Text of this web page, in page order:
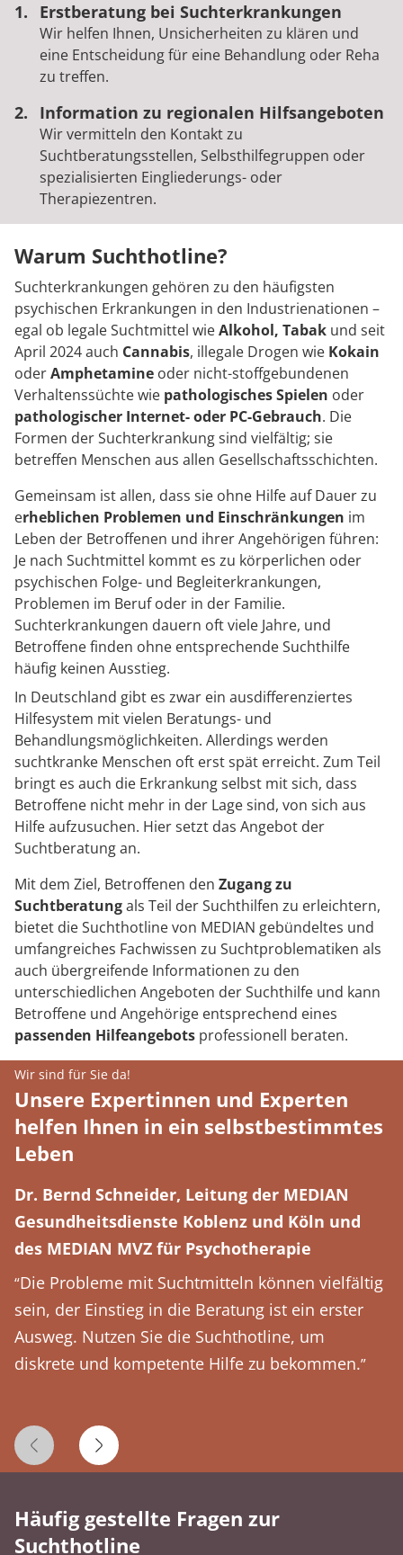
Erstberatung bei Suchterkrankungen
Wir helfen Ihnen, Unsicherheiten zu klären und
eine Entscheidung für eine Behandlung oder Reha
zu treffen.
Information zu regionalen Hilfsangeboten
Wir vermitteln den Kontakt zu
Suchtberatungsstellen, Selbsthilfegruppen oder
spezialisierten Eingliederungs- oder
Therapiezentren.
Warum Suchthotline?
Suchterkrankungen gehören zu den häufigsten
psychischen Erkrankungen in den Industrienationen –
egal ob legale Suchtmittel wieAlkohol, Tabak und seit
April 2024 auch Cannabis, illegale Drogen wie Kokain
oderAmphetamine oder nicht-stoffgebundenen
Verhaltenssüchte wie pathologisches Spielen oder
pathologischer Internet- oder PC-Gebrauch. Die
Formen der Suchterkrankung sind vielfältig; sie
betreffen Menschen aus allen Gesellschaftsschichten.
Gemeinsam ist allen, dass sie ohne Hilfe auf Dauer zu
erheblichen Problemen und Einschränkungen im
Leben der Betroffenen und ihrer Angehörigen führen:
Je nach Suchtmittel kommt es zu körperlichen oder
psychischen Folge- und Begleiterkrankungen,
Problemen im Beruf oder in der Familie.
Suchterkrankungen dauern oft viele Jahre, und
Betroffene finden ohne entsprechende Suchthilfe
häufig keinen Ausstieg.
In Deutschland gibt es zwar ein ausdifferenziertes
Hilfesystem mit vielen Beratungs- und
Behandlungsmöglichkeiten. Allerdings werden
suchtkranke Menschen oft erst spät erreicht. Zum Teil
bringt es auch die Erkrankung selbst mit sich, dass
Betroffene nicht mehr in der Lage sind, von sich aus
Hilfe aufzusuchen. Hier setzt das Angebot der
Suchtberatung an.
Mit dem Ziel, Betroffenen den Zugang zu
Suchtberatungals Teil der Suchthilfen zu erleichtern,
bietet die Suchthotline von MEDIAN gebündeltes und
umfangreiches Fachwissen zu Suchtproblematiken als
auch übergreifende Informationen zu den
unterschiedlichen Angeboten der Suchthilfe und kann
Betroffene und Angehörige entsprechend eines
passenden Hilfeangebots professionell beraten.
Wir sind für Sie da!
Unsere Expertinnen und Experten
helfen Ihnen in ein selbstbestimmtes
Leben
Dr. Bernd Schneider, Leitung der MEDIAN
Gesundheitsdienste Koblenz und Köln und
des MEDIAN MVZ für Psychotherapie
“Die Probleme mit Suchtmitteln können vielfältig
sein, der Einstieg in die Beratung ist ein erster
Ausweg. Nutzen Sie die Suchthotline, um
diskrete und kompetente Hilfe zu bekommen.”
Vorheriges ZitatNächstes Zitat
Häufig gestellte Fragen zur
Suchthotline